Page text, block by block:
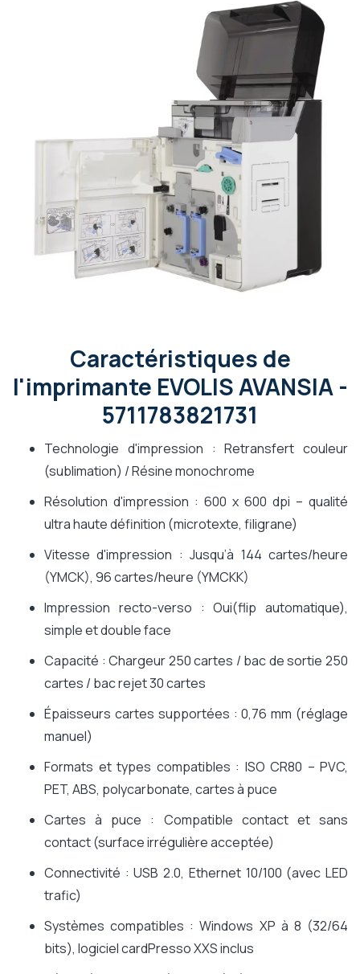
Caractéristiques de
l'imprimante EVOLIS AVANSIA -
5711783821731
Technologie d'impression : Retransfert couleur
(sublimation) / Résine monochrome
Résolution d'impression : 600 x 600 dpi – qualité
ultra haute définition (microtexte, filigrane)
Vitesse d'impression : Jusqu’à 144 cartes/heure
(YMCK), 96 cartes/heure (YMCKK)
Impression recto-verso : Oui(flip automatique),
simple et double face
Capacité : Chargeur 250 cartes / bac de sortie 250
cartes / bac rejet 30 cartes
Épaisseurs cartes supportées : 0,76 mm (réglage
manuel)
Formats et types compatibles : ISO CR80 – PVC,
PET, ABS, polycarbonate, cartes à puce
Cartes à puce : Compatible contact et sans
contact (surface irrégulière acceptée)
Connectivité : USB 2.0, Ethernet 10/100 (avec LED
trafic)
Systèmes compatibles : Windows XP à 8 (32/64
bits), logiciel cardPresso XXS inclus